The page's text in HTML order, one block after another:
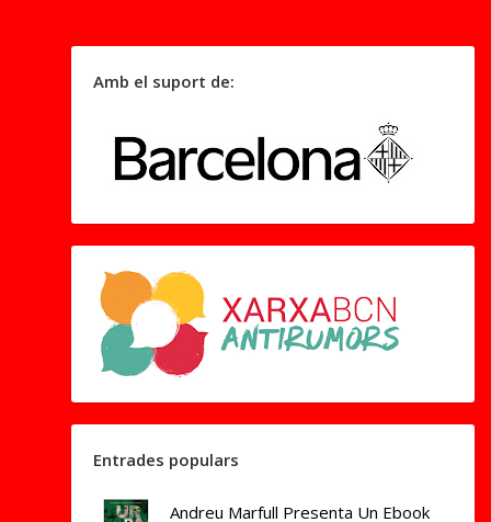
Amb el suport de:
Entrades populars
Andreu Marfull Presenta Un Ebook